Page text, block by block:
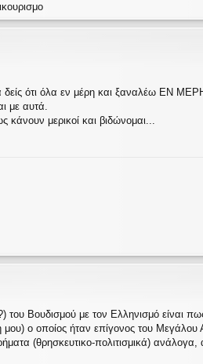
ότι όλα εν μέρη και ξαναλέω ΕΝ ΜΕΡΗ
με αυτά.
μερικοί και βιδώνομαι...
Βουδισμού με τον Ελληνισμό είναι
ο οποίος ήταν επίγονος του Μεγάλου
(θρησκευτικο-πολιτισμικά)